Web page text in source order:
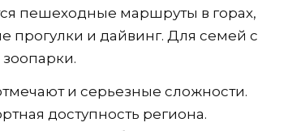
пешеходные маршруты в горах,
и дайвинг. Для семей с
и серьезные сложности.
доступность региона.